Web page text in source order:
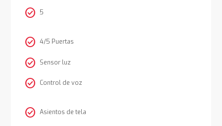
check_circle 5
check_circle 4/5 Puertas
check_circle Sensor luz
check_circle Control de voz
check_circle Asientos de tela